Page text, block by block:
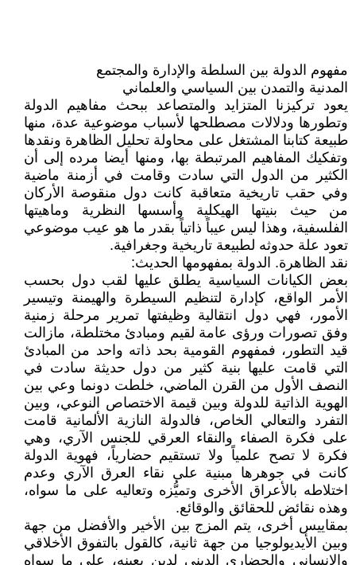
مفهوم الدولة بين السلطة والإدارة والمجتمع
المدنية والتمدن بين السياسي والعلماني
يعود تركيزنا المتزايد والمتصاعد ببحث مفاهيم الدولة
وتطورها ودلالات مصطلحها لأسباب موضوعية عدة، منها
طبيعة كتابنا المشتغل على محاولة تحليل الظاهرة ونقدها
وتفكيك المفاهيم المرتبطة بها، ومنها أيضا مرده إلى أن
الكثير من الدول التي سادت وقامت في أزمنة ماضية
وفي حقب تاريخية متعاقبة كانت دول منقوصة الأركان
من حيث بنيتها الهيكلية وأسسها النظرية وماهيتها
الفلسفية، وهذا ليس عيباً ذاتياً بقدر ما هو عيب موضوعي
تعود علة حدوثه لطبيعة تاريخية وجغرافية.
نقد الظاهرة. الدولة بمفهومها الحديث:
بعض الكيانات السياسية يطلق عليها لقب دول بحسب
الأمر الواقع، كإدارة لتنظيم السيطرة والهيمنة وتيسير
الأمور، فهي دول انتقالية وظيفتها تمرير مرحلة زمنية
وفق تصورات ورؤى عامة لقيم ومبادئ مختلطة، مازالت
قيد التطور، فمفهوم القومية بحد ذاته واحد من المبادئ
التي قامت عليها بنية كثير من دول حديثة سادت في
النصف الأول من القرن الماضي، خلطت دونما وعي بين
الهوية الذاتية للدولة وبين قيمة الاختصاص النوعي، وبين
التفرد والتعالي الخاص، فالدولة النازية الألمانية قامت
على فكرة الصفاء والنقاء العرقي للجنس الآري، وهي
فكرة لا تصح علمياً ولا تستقيم حضارياً، فهوية الدولة
كانت في جوهرها مبنية على نقاء العرق الآري وعدم
اختلاطه بالأعراق الأخرى وتميُّزه وتعاليه على ما سواه،
وهذه نقائض للحقائق والوقائع.
بمقاييس أخرى، يتم المزج بين الأخير والأفضل من جهة
وبين الأيديولوجيا من جهة ثانية، كالقول بالتفوق الأخلاقي
والإنساني والحضاري الديني لدين بعينه، على ما سواه